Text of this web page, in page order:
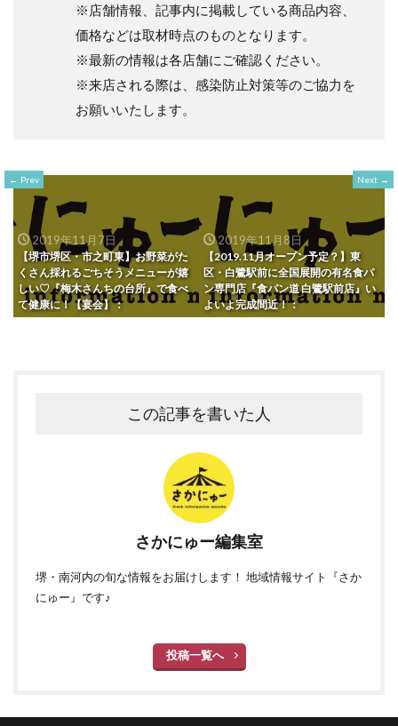
※店舗情報、記事内に掲載している商品内容、
価格などは取材時点のものとなります。
※最新の情報は各店舗にご確認ください。
※来店される際は、感染防止対策等のご協力を
お願いいたします。
Prev
2019年11月7日
【堺市堺区・市之町東】お野菜がた
くさん採れるごちそうメニューが嬉
しい♡『梅木さんちの台所』で食べ
て健康に！【宴会】：
Next
2019年11月8日
【2019.11月オープン予定？】東
区・白鷺駅前に全国展開の有名食パ
ン専門店『食パン道 白鷺駅前店』い
よいよ完成間近！：
この記事を書いた人
さかにゅー編集室
堺・南河内の旬な情報をお届けします！ 地域情報サイト『さか
にゅー』です♪
投稿一覧へ